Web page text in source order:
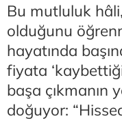
Bu mutluluk
olduğunu
hayatında
fiyata
başa çıkmanın
doğuyor: